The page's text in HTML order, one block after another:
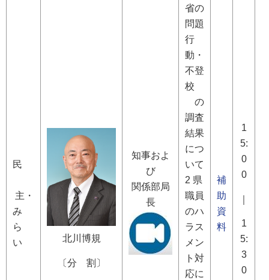
民
主・
み
ら
い
北川博規
〔分 割〕
知事およ
び
関係部局
長
省の
問題
行
動・
不登
校
の
調査
結果
につ
いて
2 県
職員
のハ
ラス
メン
ト対
応に
補
助
資
料
1
5:
0
0
1
5:
3
0